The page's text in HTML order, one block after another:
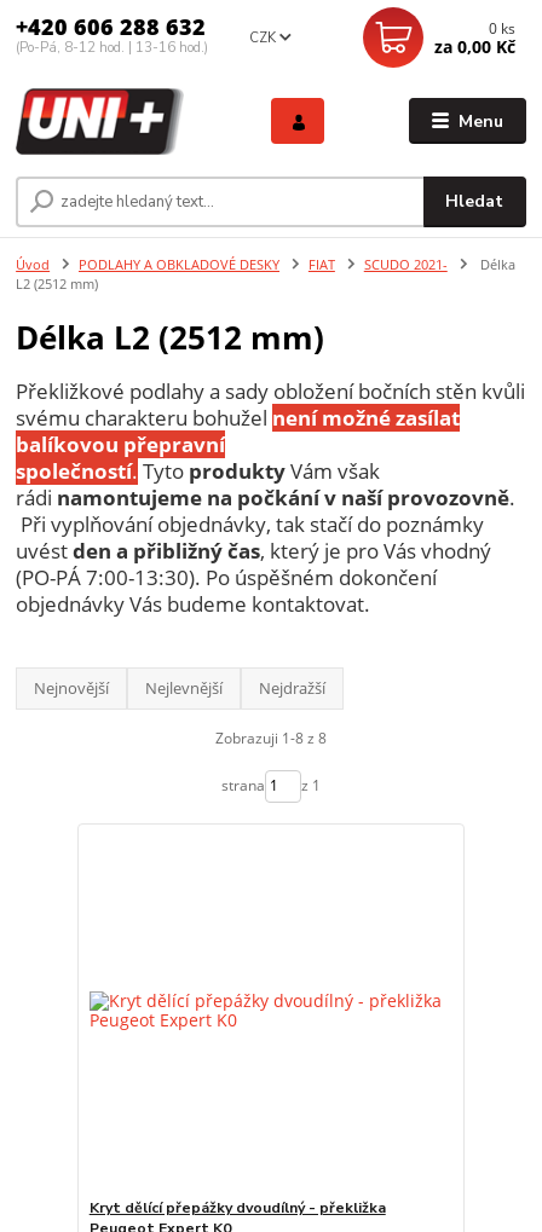
Menu
CZK
Hledat
+420 606 288 632
(Po-Pá, 8-12 hod. | 13-16 hod.)
0 ks
za 0,00 Kč
Úvod PODLAHY A OBKLADOVÉ DESKY FIAT SCUDO 2021-
Délka
L2 (2512 mm)
Délka L2 (2512 mm)
Překližkové podlahy a sady obložení bočních stěn kvůli
svému charakteru bohužel není možné zasílat
balíkovou přepravní
společností. Tyto produktyVám však
rádi namontujeme na počkání v naší provozovně.
Při vyplňování objednávky, tak stačí do poznámky
uvéstden a přibližný čas, který je pro Vás vhodný
(PO-PÁ 7:00-13:30). Po úspěšném dokončení
objednávky Vás budeme kontaktovat.
Nejnovější Nejlevnější Nejdražší
Zobrazuji 1-8 z 8
strana z 1
Kryt dělící přepážky dvoudílný - překližka
Peugeot Expert K0